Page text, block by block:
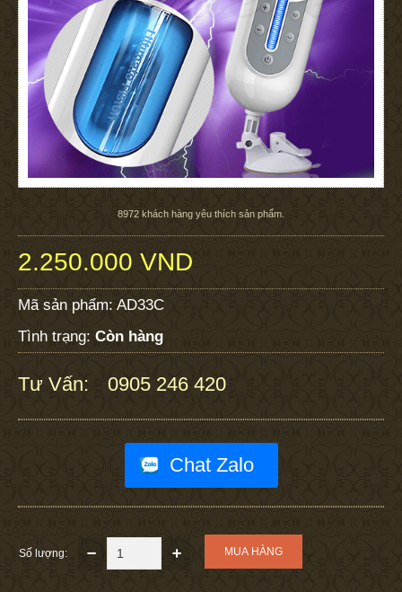
8972 khách hàng yêu thích sản phẩm.
2.250.000 VND
Mã sản phẩm: AD33C
Tình trạng: Còn hàng
Tư Vấn: 0905 246 420
Chat Zalo
Số lượng: